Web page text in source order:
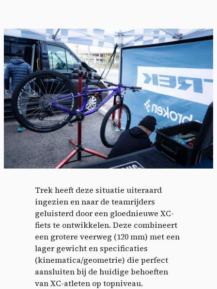
Trek heeft deze situatie uiteraard
ingezien en naar de teamrijders
geluisterd door een gloednieuwe XC-
fiets te ontwikkelen. Deze combineert
een grotere veerweg (120 mm) met een
lager gewicht en specificaties
(kinematica/geometrie) die perfect
aansluiten bij de huidige behoeften
van XC-atleten op topniveau.